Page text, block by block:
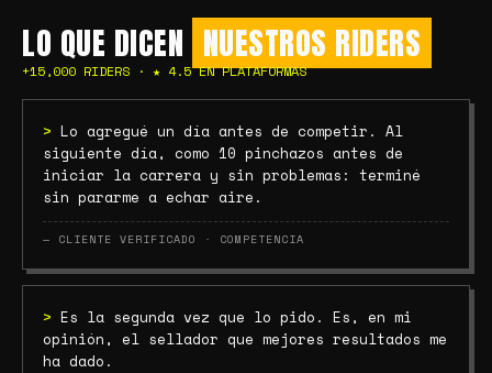
LO QUE DICEN NUESTROS RIDERS
+15,000 RIDERS · ★ 4.5 EN PLATAFORMAS
> Lo agregué un día antes de competir. Al
siguiente día, como 10 pinchazos antes de
iniciar la carrera y sin problemas: terminé
sin pararme a echar aire.
— CLIENTE VERIFICADO · COMPETENCIA
> Es la segunda vez que lo pido. Es, en mi
opinión, el sellador que mejores resultados me
ha dado.